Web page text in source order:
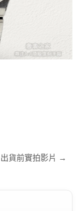
貨前實拍影片 →